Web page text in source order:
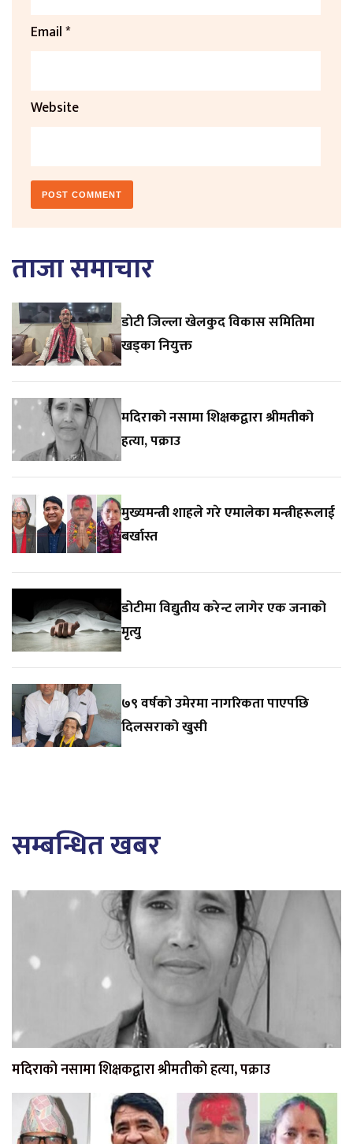
Email*
Website
ताजा समाचार
डाेटी जिल्ला खेलकुद विकास समितिमा
खड्का नियुक्त
मदिराको नसामा शिक्षकद्वारा श्रीमतीको
हत्या, पक्राउ
मुख्यमन्त्री शाहले गरे एमालेका मन्त्रीहरूलाई
बर्खास्त
डोटीमा विद्युतीय करेन्ट लागेर एक जनाको
मृत्यु
७९ वर्षको उमेरमा नागरिकता पाएपछि
दिलसराको खुसी
सम्बन्धित खबर
मदिराको नसामा शिक्षकद्वारा श्रीमतीको हत्या, पक्राउ